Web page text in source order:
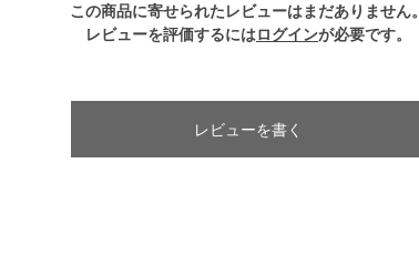
この商品に寄せられたレビューはまだありません。
レビューを評価するにはログインが必要です。
レビューを書く